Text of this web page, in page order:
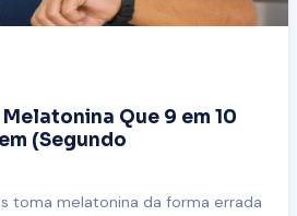
Melatonina Que 9 em 10
(Segundo
toma melatonina da forma errada